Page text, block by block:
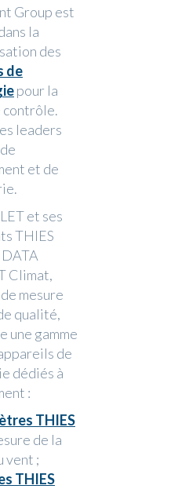
Group est
la
des
de
pour la
contrôle.
leaders
et de
et ses
THIES
DATA
Climat,
mesure
qualité,
une gamme
de
dédiés à
:
THIES
de la
vent ;
THIES